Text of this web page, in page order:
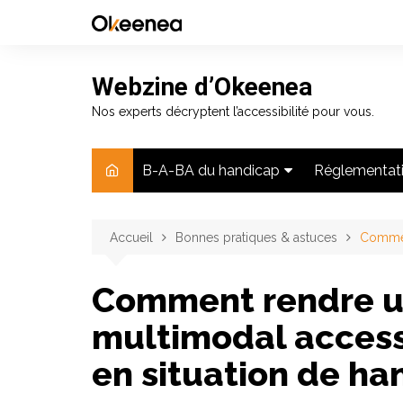
Webzine d’Okeenea
Nos experts décryptent l’accessibilité pour vous.
B-A-BA du handicap
Handicap moteur
Handicap auditif
Handicap mental
Application
Accueil Bonnes pratiques & astuces
Comment rendre
multimodal
en situation de